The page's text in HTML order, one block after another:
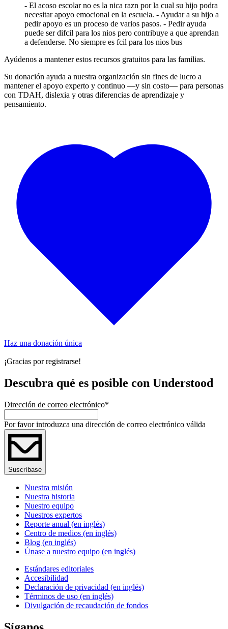
- El acoso escolar no es la nica razn por la cual su hijo podra
necesitar apoyo emocional en la escuela. - Ayudar a su hijo a
pedir apoyo es un proceso de varios pasos. - Pedir ayuda
puede ser difcil para los nios pero contribuye a que aprendan
a defenderse. No siempre es fcil para los nios bus
Ayúdenos a mantener estos recursos gratuitos para las familias.
Su donación ayuda a nuestra organización sin fines de lucro a
mantener el apoyo experto y continuo —y sin costo— para personas
con TDAH, dislexia y otras diferencias de aprendizaje y
pensamiento.
Haz una donación única
¡Gracias por registrarse!
Descubra qué es posible con Understood
Dirección de correo electrónico*
Por favor introduzca una dirección de correo electrónico válida
Suscríbase
Nuestra misión
Nuestra historia
Nuestro equipo
Nuestros expertos
Reporte anual (en inglés)
Centro de medios (en inglés)
Blog (en inglés)
Únase a nuestro equipo (en inglés)
Estándares editoriales
Accesibilidad
Declaración de privacidad (en inglés)
Términos de uso (en inglés)
Divulgación de recaudación de fondos